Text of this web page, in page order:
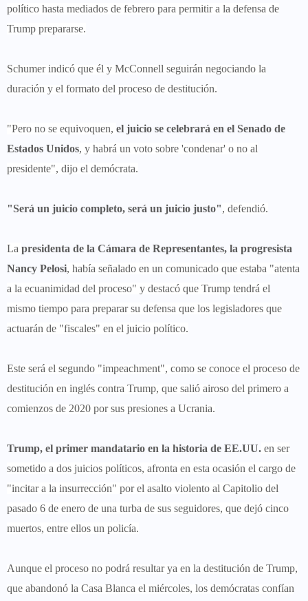
político hasta mediados de febrero para permitir a la defensa de
Trump prepararse.
Schumer indicó que él y McConnell seguirán negociando la
duración y el formato del proceso de destitución.
"Pero no se equivoquen, el juicio se celebrará en el Senado de
Estados Unidos, y habrá un voto sobre 'condenar' o no al
presidente", dijo el demócrata.
"Será un juicio completo, será un juicio justo", defendió.
La presidenta de la Cámara de Representantes, la progresista
Nancy Pelosi, había señalado en un comunicado que estaba "atenta
a la ecuanimidad del proceso" y destacó que Trump tendrá el
mismo tiempo para preparar su defensa que los legisladores que
actuarán de "fiscales" en el juicio político.
Este será el segundo "impeachment", como se conoce el proceso de
destitución en inglés contra Trump, que salió airoso del primero a
comienzos de 2020 por sus presiones a Ucrania.
Trump, el primer mandatario en la historia de EE.UU. en ser
sometido a dos juicios políticos, afronta en esta ocasión el cargo de
"incitar a la insurrección" por el asalto violento al Capitolio del
pasado 6 de enero de una turba de sus seguidores, que dejó cinco
muertos, entre ellos un policía.
Aunque el proceso no podrá resultar ya en la destitución de Trump,
que abandonó la Casa Blanca el miércoles, los demócratas confían